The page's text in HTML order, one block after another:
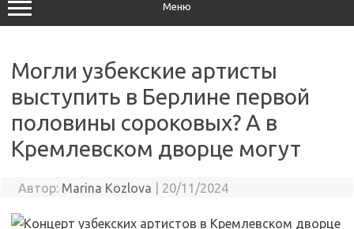
Меню
Могли узбекские артисты
выступить в Берлине первой
половины сороковых? А в
Кремлевском дворце могут
Автор: Marina Kozlova 20/11/2024